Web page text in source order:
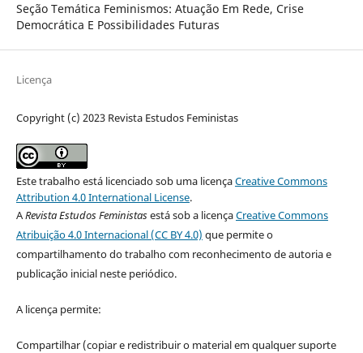
Seção Temática Feminismos: Atuação Em Rede, Crise
Democrática E Possibilidades Futuras
Licença
Copyright (c) 2023 Revista Estudos Feministas
Este trabalho está licenciado sob uma licençaCreative Commons
Attribution 4.0 International License.
ARevista Estudos Feministasestá sob a licençaCreative Commons
Atribuição 4.0 Internacional (CC BY 4.0) que permite o
compartilhamento do trabalho com reconhecimento de autoria e
publicação inicial neste periódico.
A licença permite:
Compartilhar (copiar e redistribuir o material em qualquer suporte